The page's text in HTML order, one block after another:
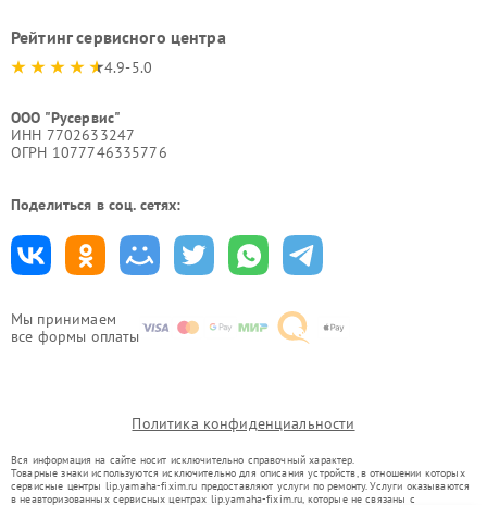
Мы принимаем
все формы оплаты
Рейтинг сервисного центра
4.9-5.0
ООО "Русервис"
ИНН 7702633247
ОГРН 1077746335776
Поделиться в соц. сетях:
Политика конфиденциальности
Вся информация на сайте носит исключительно справочный характер.
Товарные знаки используются исключительно для описания устройств, в отношении которых
сервисные центры lip.yamaha-fixim.ru предоставляют услуги по ремонту. Услуги оказываются
в неавторизованных сервисных центрах lip.yamaha-fixim.ru, которые не связаны с